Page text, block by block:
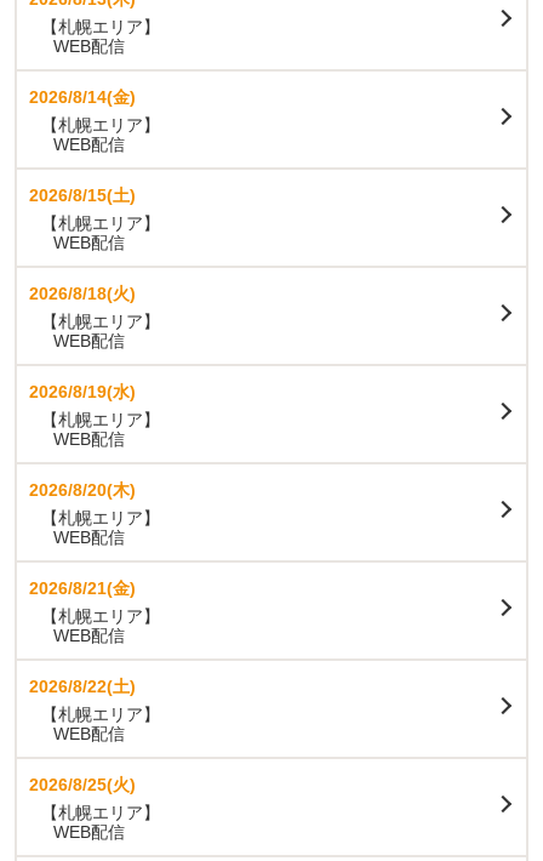
【札幌エリア】
WEB配信
2026/8/14(金)
【札幌エリア】
WEB配信
2026/8/15(土)
【札幌エリア】
WEB配信
2026/8/18(火)
【札幌エリア】
WEB配信
2026/8/19(水)
【札幌エリア】
WEB配信
2026/8/20(木)
【札幌エリア】
WEB配信
2026/8/21(金)
【札幌エリア】
WEB配信
2026/8/22(土)
【札幌エリア】
WEB配信
2026/8/25(火)
【札幌エリア】
WEB配信